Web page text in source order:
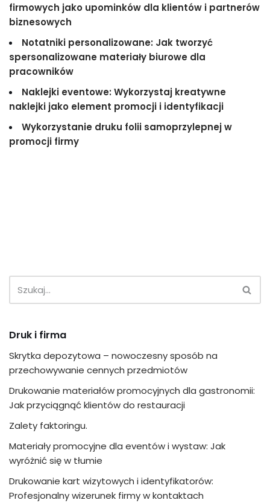
firmowych jako upominków dla klientów i partnerów
biznesowych
Notatniki personalizowane: Jak tworzyć
spersonalizowane materiały biurowe dla
pracowników
Naklejki eventowe: Wykorzystaj kreatywne
naklejki jako element promocji i identyfikacji
Wykorzystanie druku folii samoprzylepnej w
promocji firmy
Druk i firma
Skrytka depozytowa – nowoczesny sposób na
przechowywanie cennych przedmiotów
Drukowanie materiałów promocyjnych dla gastronomii:
Jak przyciągnąć klientów do restauracji
Zalety faktoringu.
Materiały promocyjne dla eventów i wystaw: Jak
wyróżnić się w tłumie
Drukowanie kart wizytowych i identyfikatorów:
Profesjonalny wizerunek firmy w kontaktach